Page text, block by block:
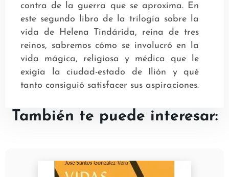
contra de la guerra que se aproxima. En
este segundo libro de la trilogía sobre la
vida de Helena Tindárida, reina de tres
reinos, sabremos cómo se involucró en la
vida mágica, religiosa y médica que le
exigía la ciudad-estado de Ilión y qué
tanto consiguió satisfacer sus aspiraciones.
También te puede interesar: